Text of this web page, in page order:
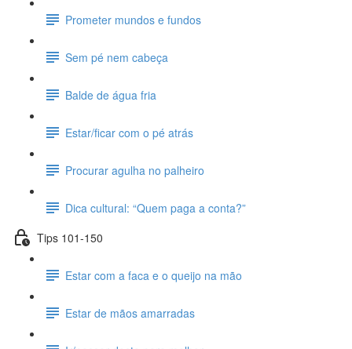
Prometer mundos e fundos
Sem pé nem cabeça
Balde de água fria
Estar/ficar com o pé atrás
Procurar agulha no palheiro
Dica cultural: “Quem paga a conta?”
Tips 101-150
Estar com a faca e o queijo na mão
Estar de mãos amarradas